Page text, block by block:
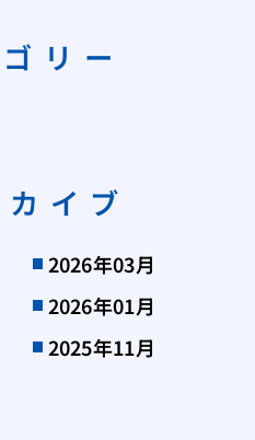
リー
イブ
2026年03月
2026年01月
2025年11月